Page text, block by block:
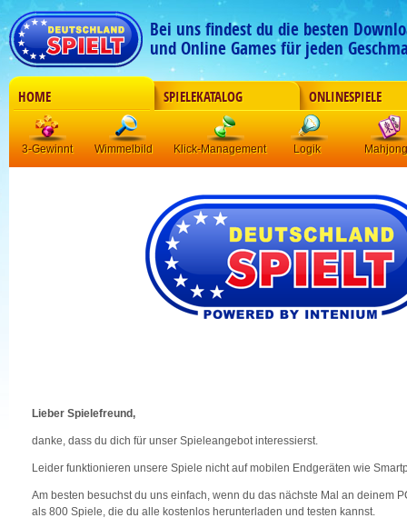
Bei uns findest du die besten
und Online Games für jeden
HOME SPIELEKATALOG ONLINESPIELE
3-Gewinnt Wimmelbild Klick-Management Logik Mahjong
Lieber Spielefreund,
danke, dass du dich für unser Spieleangebot interessierst.
Leider funktionieren unsere Spiele nicht auf mobilen Endgeräten wie
Am besten besuchst du uns einfach, wenn du das nächste Mal an deinem
als 800 Spiele, die du alle kostenlos herunterladen und testen kannst.